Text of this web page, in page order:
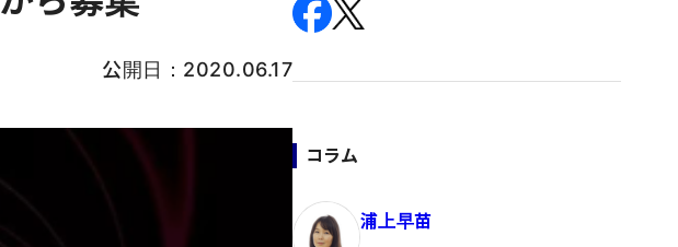
公開日： 2020.06.17
コラム
浦上早苗